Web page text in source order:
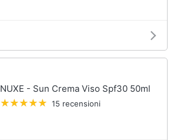
NUXE - Sun Crema Viso Spf30 50ml
15 recensioni